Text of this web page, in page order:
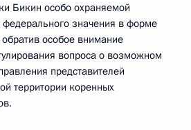
Бикин особо охраняемой
федерального значения в форме
особое внимание
вопроса о возможном
представителей
территории коренных